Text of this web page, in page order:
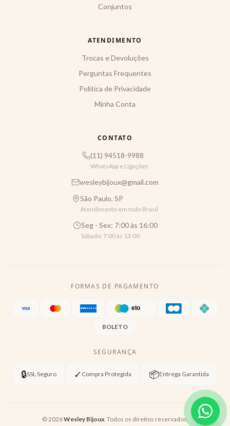
Conjuntos
ATENDIMENTO
Trocas e Devoluções
Perguntas Frequentes
Política de Privacidade
Minha Conta
CONTATO
(11) 94518-9988
WhatsApp e Ligações
wesleybijoux@gmail.com
São Paulo, SP
Atendimento em todo Brasil
Seg - Sex: 7:00 às 16:00
Sábado: 7:00 às 13:00
FORMAS DE PAGAMENTO
BOLETO
SEGURANÇA
🔒SSL Seguro ✓ Compra Protegida 📦Entrega Garantida
©2026Wesley Bijoux. Todos os direitos reservados.